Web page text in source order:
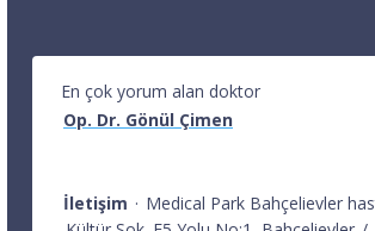
En çok yorum alan doktor
Op. Dr. Gönül Çimen
İletişim · Medical Park Bahçelievler